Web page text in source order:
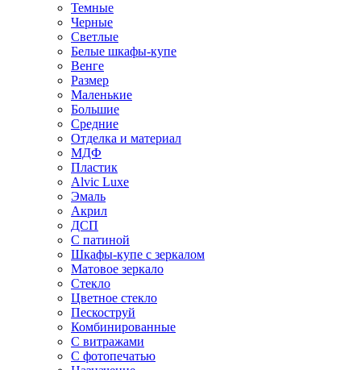
Темные
Черные
Светлые
Белые шкафы-купе
Венге
Размер
Маленькие
Большие
Средние
Отделка и материал
МДФ
Пластик
Alvic Luxe
Эмаль
Акрил
ДСП
С патиной
Шкафы-купе с зеркалом
Матовое зеркало
Стекло
Цветное стекло
Пескоструй
Комбинированные
С витражами
С фотопечатью